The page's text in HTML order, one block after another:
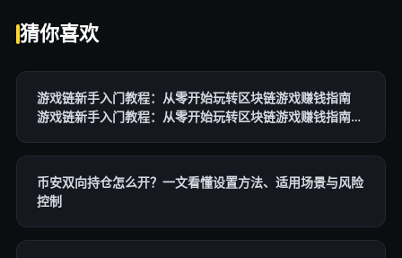
猜你喜欢
游戏链新手入门教程：从零开始玩转区块链游戏赚钱指南
游戏链新手入门教程：从零开始玩转区块链游戏赚钱指南
币安双向持仓怎么开？一文看懂设置方法、适用场景与风险
控制